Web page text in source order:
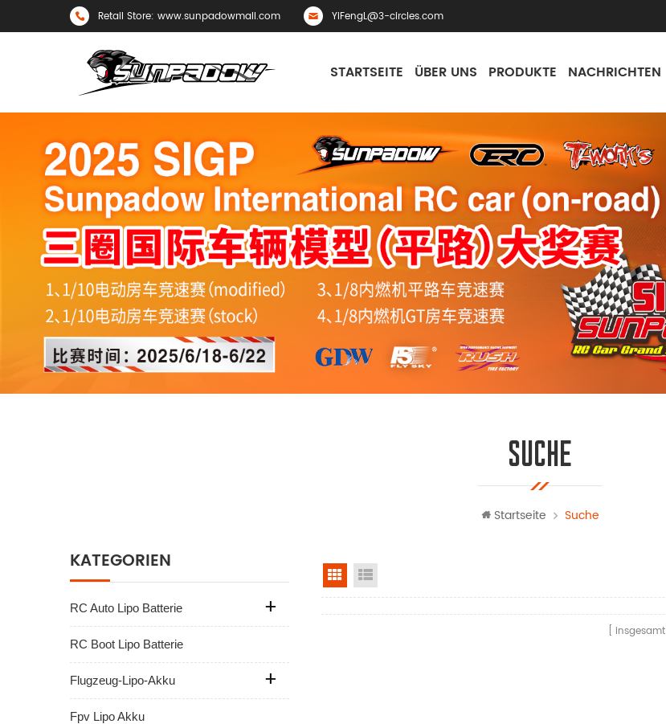
Retail Store: www.sunpadowmall.com YiFengL@3-circles.com
STARTSEITE ÜBER UNS PRODUKTE NACHRICHTEN
SUCHE
Startseite Suche
KATEGORIEN
RC Auto Lipo Batterie
RC Boot Lipo Batterie
Flugzeug-Lipo-Akku
Fpv Lipo Akku
Rasteransicht
insgesamt